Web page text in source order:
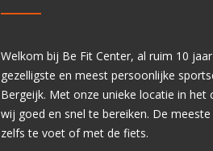
Welkom bij Be Fit Center, al ruim 10
gezelligste en meest persoonlijke
Bergeijk. Met onze unieke locatie in het
wij goed en snel te bereiken. De
zelfs te voet of met de fiets.